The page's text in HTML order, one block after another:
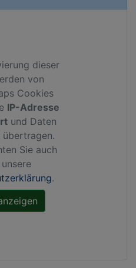
dieser
von
Cookies
IP-Adresse
und Daten
übertragen.
Sie auch
.